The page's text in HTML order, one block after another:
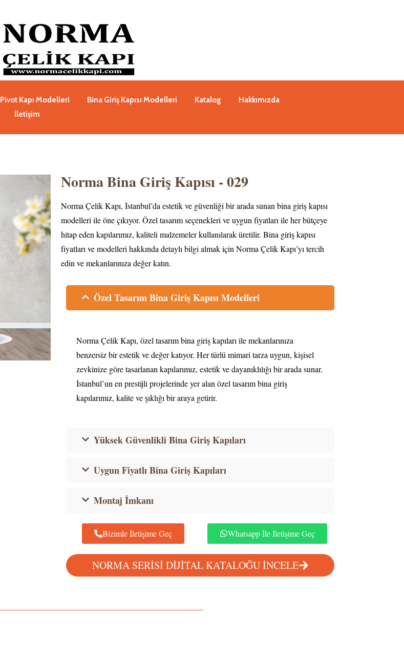
Pivot Kapı Modelleri Bina Giriş Kapısı Modelleri Katalog
Hakkımızda
İletişim
Norma Bina Giriş Kapısı - 029
Norma Çelik Kapı, İstanbul’da estetik ve güvenliği bir arada sunan bina giriş kapısı
modelleri ile öne çıkıyor. Özel tasarım seçenekleri ve uygun fiyatları ile her bütçeye
hitap eden kapılarımız, kaliteli malzemeler kullanılarak üretilir. Bina giriş kapısı
fiyatları ve modelleri hakkında detaylı bilgi almak için Norma Çelik Kapı’yı tercih
edin ve mekanlarınıza değer katın.
Özel Tasarım Bina Giriş Kapısı Modelleri
Norma Çelik Kapı, özel tasarım bina giriş kapıları ile mekanlarınıza
benzersiz bir estetik ve değer katıyor. Her türlü mimari tarza uygun, kişisel
zevkinize göre tasarlanan kapılarımız, estetik ve dayanıklılığı bir arada sunar.
İstanbul’un en prestijli projelerinde yer alan özel tasarım bina giriş
kapılarımız, kalite ve şıklığı bir araya getirir.
Yüksek Güvenlikli Bina Giriş Kapıları
Uygun Fiyatlı Bina Giriş Kapıları
Montaj İmkanı
Bizimle İletişime Geç Whatsapp İle İletişime Geç
NORMA SERİSİ DİJİTAL KATALOĞU İNCELE